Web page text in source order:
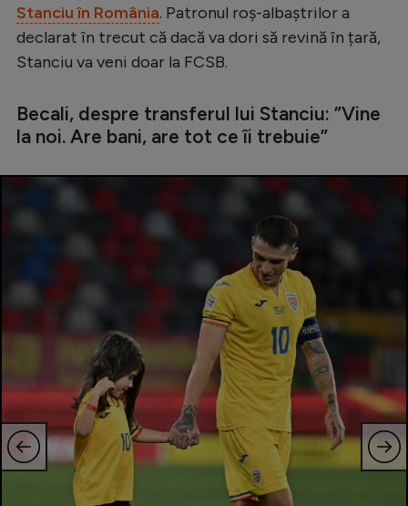
Stanciu în România. Patronul roș-albaștrilor a
declarat în trecut că dacă va dori să revină în țară,
Stanciu va veni doar la FCSB.
Becali, despre transferul lui Stanciu: ”Vine
la noi. Are bani, are tot ce îi trebuie”